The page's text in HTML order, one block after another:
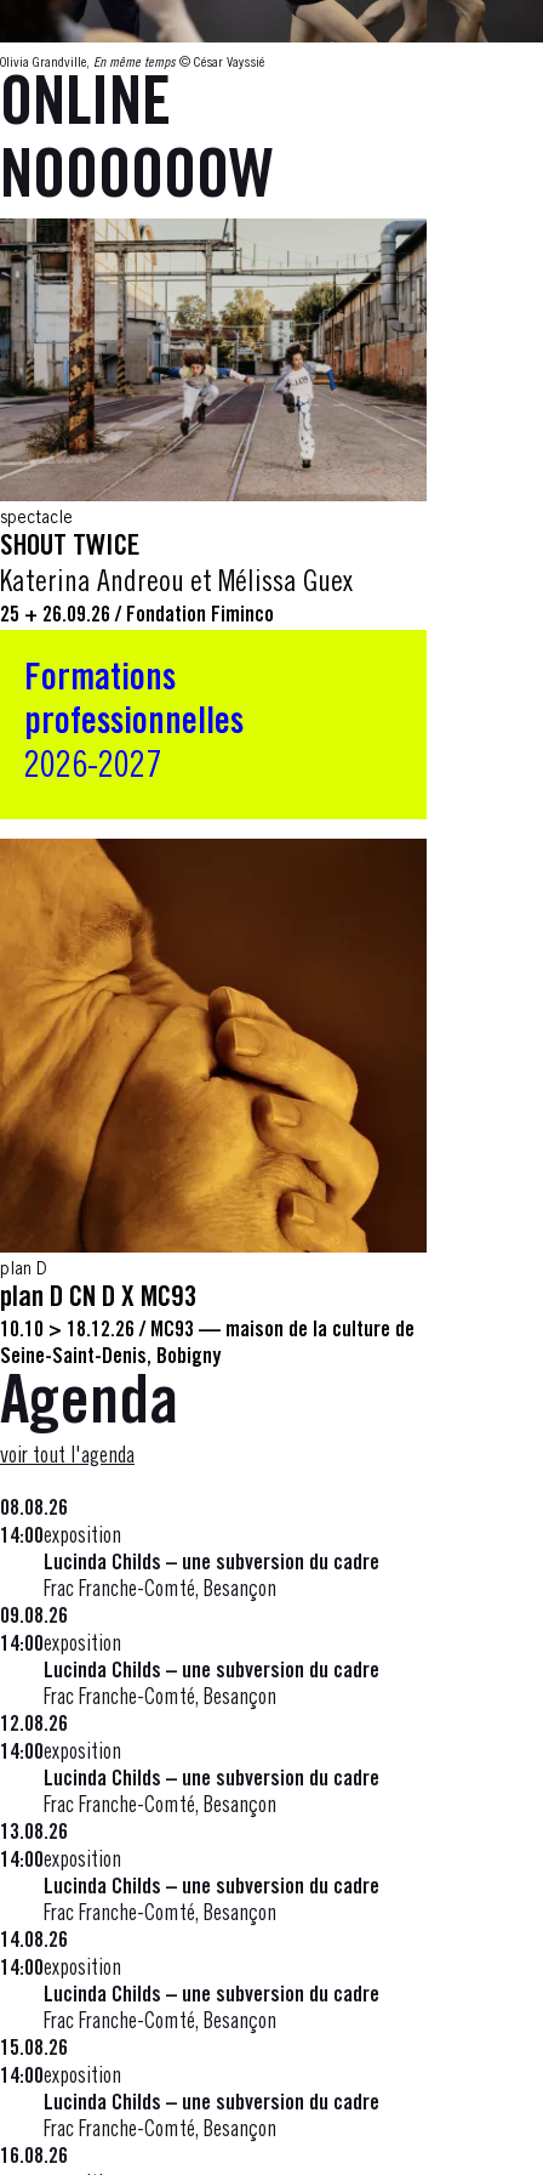
Olivia Grandville, En même temps © César Vayssié
ONLINE
NOOOOOOW
spectacle
SHOUT TWICE
Katerina Andreou et Mélissa Guex
25 + 26.09.26 / Fondation Fiminco
Formations
professionnelles
2026-2027
plan D
plan D CN D X MC93
10.10 > 18.12.26 / MC93 — maison de la culture de
Seine-Saint-Denis, Bobigny
Agenda
voir tout l'agenda
08.08.26
14:00exposition
Lucinda Childs – une subversion du cadre
Frac Franche-Comté, Besançon
09.08.26
14:00exposition
Lucinda Childs – une subversion du cadre
Frac Franche-Comté, Besançon
12.08.26
14:00exposition
Lucinda Childs – une subversion du cadre
Frac Franche-Comté, Besançon
13.08.26
14:00exposition
Lucinda Childs – une subversion du cadre
Frac Franche-Comté, Besançon
14.08.26
14:00exposition
Lucinda Childs – une subversion du cadre
Frac Franche-Comté, Besançon
15.08.26
14:00exposition
Lucinda Childs – une subversion du cadre
Frac Franche-Comté, Besançon
16.08.26